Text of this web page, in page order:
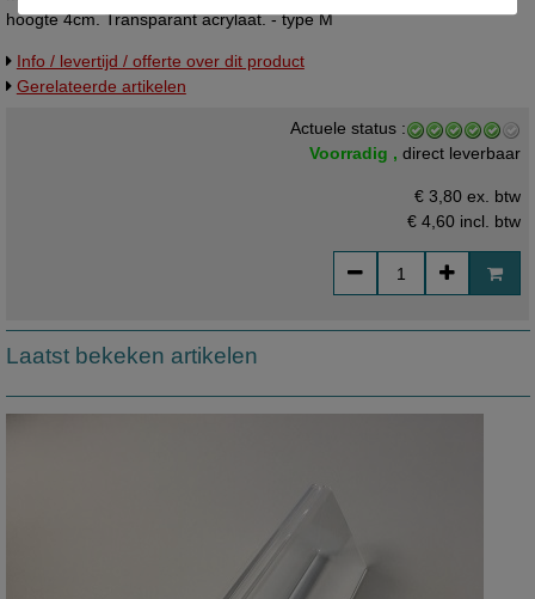
hoogte 4cm. Transparant acrylaat. - type M
Info / levertijd / offerte over dit product
Gerelateerde artikelen
Actuele status :
Voorradig ,direct leverbaar
€ 3,80 ex. btw
€ 4,60 incl. btw
Laatst bekeken artikelen